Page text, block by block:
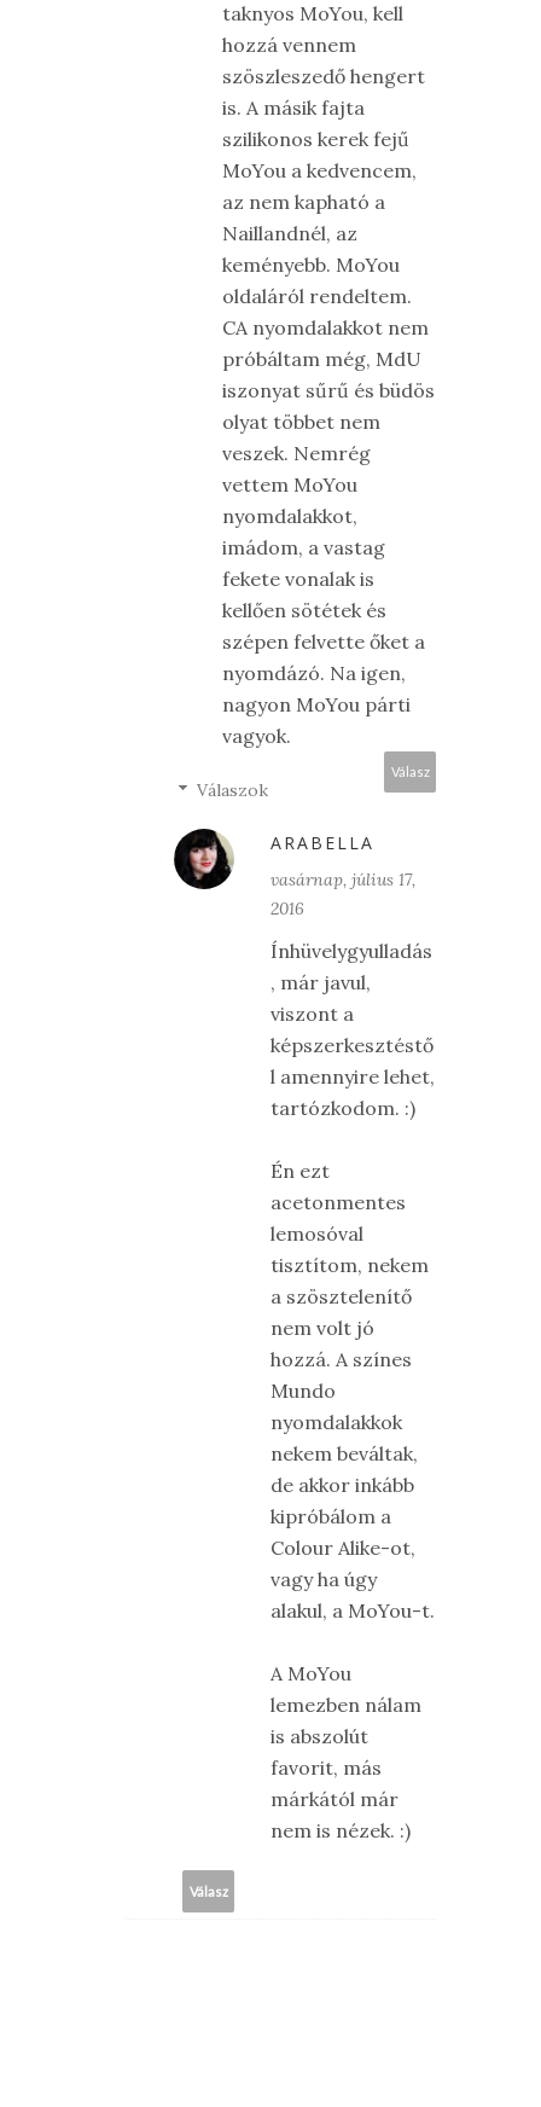
taknyos MoYou, kell
hozzá vennem
szöszleszedő hengert
is. A másik fajta
szilikonos kerek fejű
MoYou a kedvencem,
az nem kapható a
Naillandnél, az
keményebb. MoYou
oldaláról rendeltem.
CA nyomdalakkot nem
próbáltam még, MdU
iszonyat sűrű és büdös
olyat többet nem
veszek. Nemrég
vettem MoYou
nyomdalakkot,
imádom, a vastag
fekete vonalak is
kellően sötétek és
szépen felvette őket a
nyomdázó. Na igen,
nagyon MoYou párti
vagyok.
Válasz
Válaszok
ARABELLA
vasárnap, július 17,
2016
Ínhüvelygyulladás
, már javul,
viszont a
képszerkesztéstő
l amennyire lehet,
tartózkodom. :)
Én ezt
acetonmentes
lemosóval
tisztítom, nekem
a szösztelenítő
nem volt jó
hozzá. A színes
Mundo
nyomdalakkok
nekem beváltak,
de akkor inkább
kipróbálom a
Colour Alike-ot,
vagy ha úgy
alakul, a MoYou-t.
A MoYou
lemezben nálam
is abszolút
favorit, más
márkától már
nem is nézek. :)
Válasz